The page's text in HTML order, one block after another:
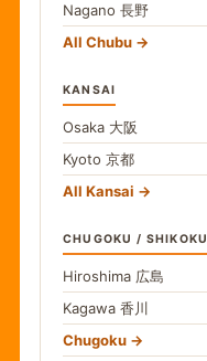
Nagano 長野
All Chubu
KANSAI
Osaka 大阪
Kyoto 京都
All Kansai
CHUGOKU / SHIKOKU
Hiroshima 広島
Kagawa 香川
Chugoku